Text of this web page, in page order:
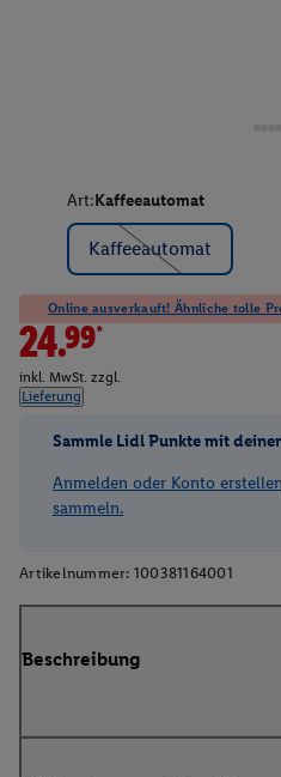
Art:Kaffeeautomat
Kaffeeautomat
Online ausverkauft! Ähnliche tolle
24.99*
inkl. MwSt. zzgl.
Lieferung
Sammle Lidl Punkte mit
Anmelden oder Konto
sammeln.
Artikelnummer: 100381164001
Beschreibung